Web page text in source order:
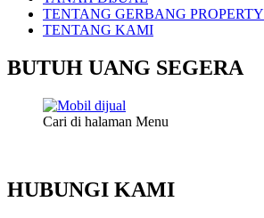
TENTANG GERBANG PROPERTY
TENTANG KAMI
BUTUH UANG SEGERA
Cari di halaman Menu
HUBUNGI KAMI